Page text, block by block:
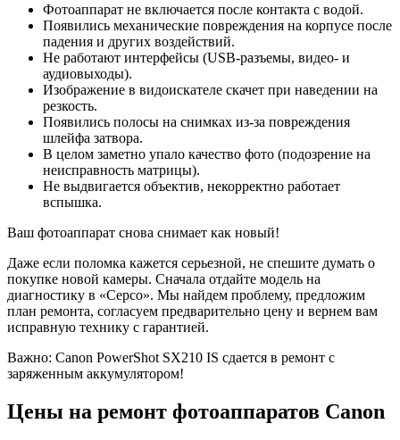
Фотоаппарат не включается после контакта с водой.
Появились механические повреждения на корпусе после
падения и других воздействий.
Не работают интерфейсы (USB-разъемы, видео- и
аудиовыходы).
Изображение в видоискателе скачет при наведении на
резкость.
Появились полосы на снимках из-за повреждения
шлейфа затвора.
В целом заметно упало качество фото (подозрение на
неисправность матрицы).
Не выдвигается объектив, некорректно работает
вспышка.
Ваш фотоаппарат снова снимает как новый!
Даже если поломка кажется серьезной, не спешите думать о
покупке новой камеры. Сначала отдайте модель на
диагностику в «Серсо». Мы найдем проблему, предложим
план ремонта, согласуем предварительно цену и вернем вам
исправную технику с гарантией.
Важно: Canon PowerShot SX210 IS сдается в ремонт с
заряженным аккумулятором!
Цены на ремонт фотоаппаратов Canon